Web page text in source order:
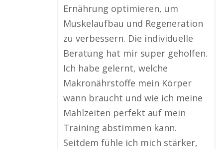
Ernährung optimieren, um
Muskelaufbau und Regeneration
zu verbessern. Die individuelle
Beratung hat mir super geholfen.
Ich habe gelernt, welche
Makronährstoffe mein Körper
wann braucht und wie ich meine
Mahlzeiten perfekt auf mein
Training abstimmen kann.
Seitdem fühle ich mich stärker,